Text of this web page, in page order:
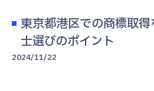
東京都港区での商標取
士選びのポイント
2024/11/22